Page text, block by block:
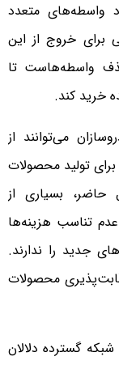
واسطه‌های متعدد
برای خروج از این
واسطه‌هاست تا
خرید کند.
می‌توانند از
تولید محصولات
حاضر، بسیاری از
تناسب هزینه‌ها
جدید را ندارند.
محصولات
گسترده دلالان